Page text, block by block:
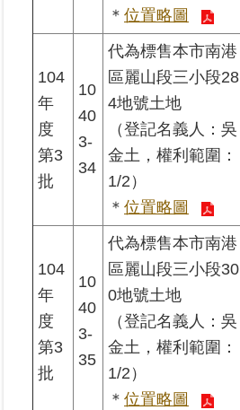
＊ 位置略圖
104
年
度
第3
批
10
40
3-
34
代為標售本市南港
區麗山段三小段28
4地號土地
（登記名義人：吳
金土，權利範圍：
1/2）
＊ 位置略圖
104
年
度
第3
批
10
40
3-
35
代為標售本市南港
區麗山段三小段30
0地號土地
（登記名義人：吳
金土，權利範圍：
1/2）
＊ 位置略圖